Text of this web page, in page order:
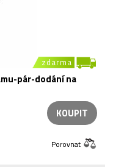
zdarma
pár-dodání na
KOUPIT
Porovnat